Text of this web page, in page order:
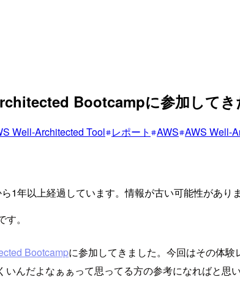
Bootcampに参加してき
Well-Architected Tool レポート AWS AWS Well-
1年以上経過しています。情報が古い可能性があり
。
Bootcampに参加してきました。今回はその体
んだよなぁぁって思ってる方の参考になればと思い